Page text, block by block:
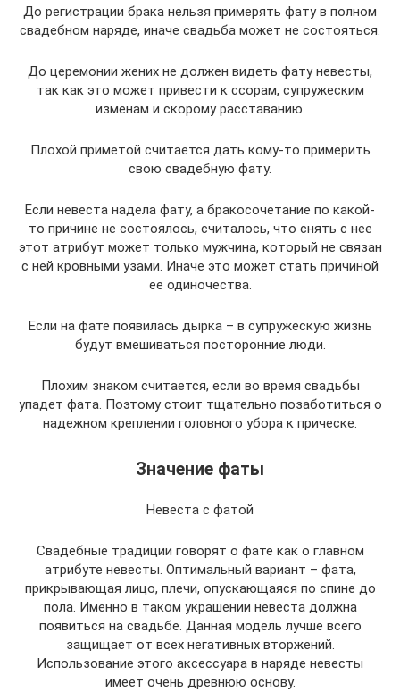
До регистрации брака нельзя примерять фату в полном
свадебном наряде, иначе свадьба может не состояться.
До церемонии жених не должен видеть фату невесты,
так как это может привести к ссорам, супружеским
изменам и скорому расставанию.
Плохой приметой считается дать кому-то примерить
свою свадебную фату.
Если невеста надела фату, а бракосочетание по какой-
то причине не состоялось, считалось, что снять с нее
этот атрибут может только мужчина, который не связан
с ней кровными узами. Иначе это может стать причиной
ее одиночества.
Если на фате появилась дырка – в супружескую жизнь
будут вмешиваться посторонние люди.
Плохим знаком считается, если во время свадьбы
упадет фата. Поэтому стоит тщательно позаботиться о
надежном креплении головного убора к прическе.
Значение фаты
Невеста с фатой
Свадебные традиции говорят о фате как о главном
атрибуте невесты. Оптимальный вариант – фата,
прикрывающая лицо, плечи, опускающаяся по спине до
пола. Именно в таком украшении невеста должна
появиться на свадьбе. Данная модель лучше всего
защищает от всех негативных вторжений.
Использование этого аксессуара в наряде невесты
имеет очень древнюю основу.